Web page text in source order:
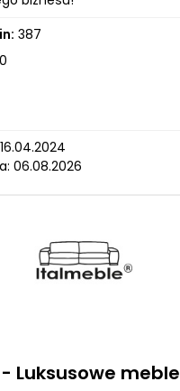
387
0
06.08.2026
- Luksusowe meble